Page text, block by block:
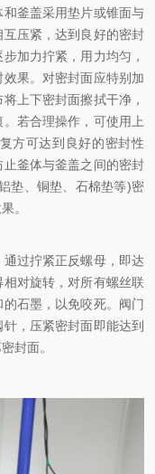
釜盖采用垫片或锥面与
压紧，达到良好的密封
加力拧紧，用力均匀，
果。对密封面应特别加
上下密封面擦拭干净，
若合理操作，可使用上
方可达到良好的密封性
釜体与釜盖之间的密封
垫、铜垫、石棉垫等)密
。
过拧紧正反螺母，即达
对旋转，对所有螺丝联
石墨，以免咬死。阀门
，压紧密封面即能达到
封面。